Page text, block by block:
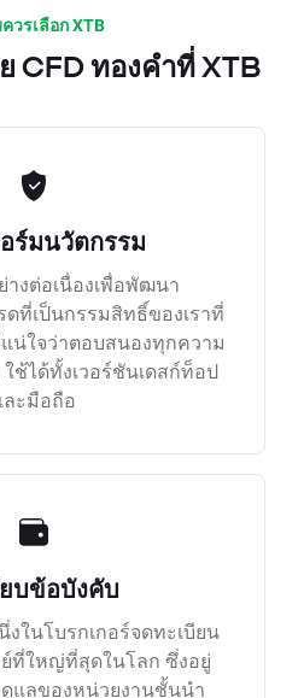
วรเลือก XTB
CFD ทองคำที่ XTB
ร์มนวัตกรรม
างต่อเนื่องเพื่อพัฒนา
ที่เป็นกรรมสิทธิ์ของเราที่
น่ใจว่าตอบสนองทุกความ
ช้ได้ทั้งเวอร์ชันเดสก์ท็อป
ละมือถือ
บข้อบังคับ
งในโบรกเกอร์จดทะเบียน
ที่ใหญ่ที่สุดในโลก ซึ่งอยู่
แลของหน่วยงานชั้นนำ